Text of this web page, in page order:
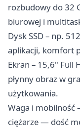
rozbudowy do 32
biurowej i
Dysk SSD – np.
aplikacji, komfort
Ekran – 15,6" Full
płynny obraz w
użytkowania.
Waga i mobilność
ciężarze — dość